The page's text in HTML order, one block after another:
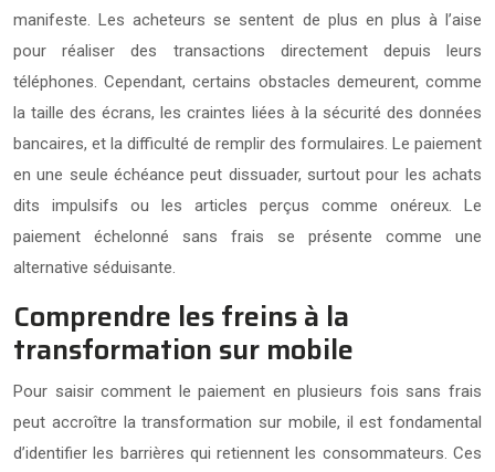
manifeste. Les acheteurs se sentent de plus en plus à l’aise
pour réaliser des transactions directement depuis leurs
téléphones. Cependant, certains obstacles demeurent, comme
la taille des écrans, les craintes liées à la sécurité des données
bancaires, et la difficulté de remplir des formulaires. Le paiement
en une seule échéance peut dissuader, surtout pour les achats
dits impulsifs ou les articles perçus comme onéreux. Le
paiement échelonné sans frais se présente comme une
alternative séduisante.
Comprendre les freins à la
transformation sur mobile
Pour saisir comment le paiement en plusieurs fois sans frais
peut accroître la transformation sur mobile, il est fondamental
d’identifier les barrières qui retiennent les consommateurs. Ces